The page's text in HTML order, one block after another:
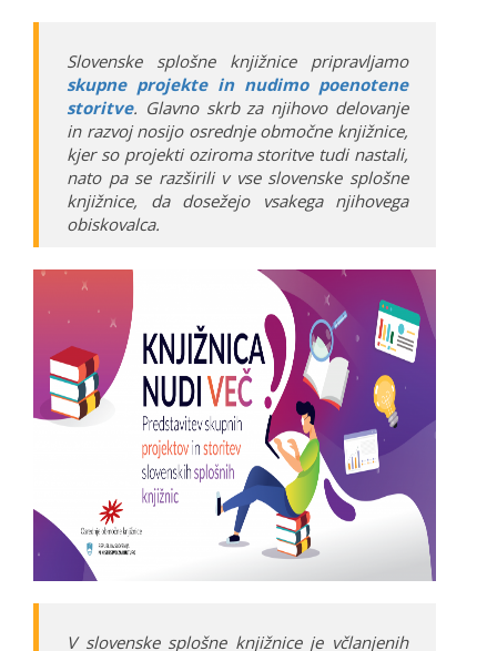
Slovenske splošne knjižnice pripravljamo
skupne projekte in nudimo poenotene
storitve. Glavno skrb za njihovo delovanje
in razvoj nosijo osrednje območne knjižnice,
kjer so projekti oziroma storitve tudi nastali,
nato pa se razširili v vse slovenske splošne
knjižnice, da dosežejo vsakega njihovega
obiskovalca.
V slovenske splošne knjižnice je včlanjenih